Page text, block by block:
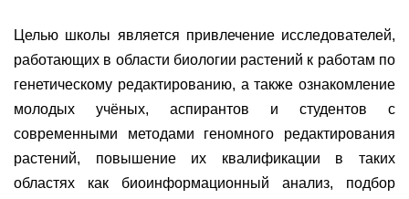
Целью школы является привлечение исследователей,
работающих в области биологии растений к работам по
генетическому редактированию, а также ознакомление
молодых учёных, аспирантов и студентов с
современными методами геномного редактирования
растений, повышение их квалификации в таких
областях как биоинформационный анализ, подбор